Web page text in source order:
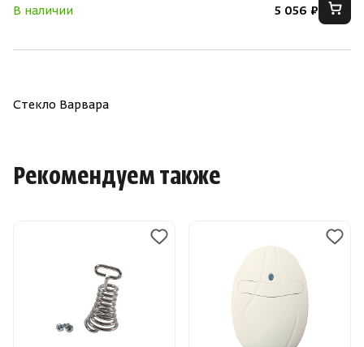
В наличии
5 056 ₽
Стекло Варвара
Рекомендуем также
Зарегистрироваться